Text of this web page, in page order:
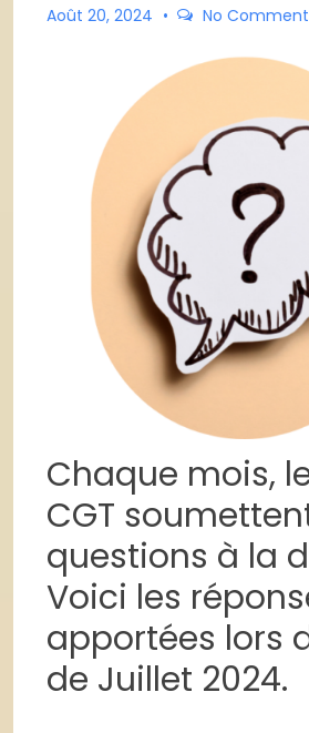
Août 20, 2024 No
Chaque mois,
CGT
questions à la
Voici les
apportées lors
de Juillet 2024.